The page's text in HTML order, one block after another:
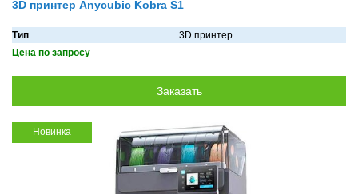
3D принтер Anycubic Kobra S1
Тип
3D принтер
Цена по запросу
Новинка